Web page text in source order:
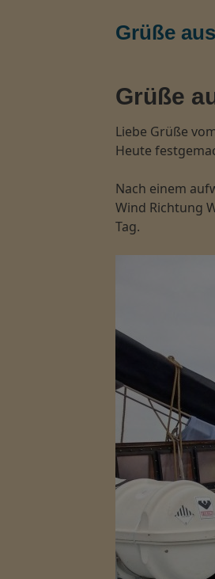
Grüße
Grüße
Liebe Grüße
Heute
Nach einem
Wind Richtung
Tag.